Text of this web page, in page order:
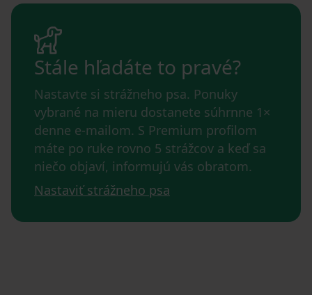
Stále hľadáte to pravé?
Nastavte si strážneho psa. Ponuky
vybrané na mieru dostanete súhrnne 1×
denne e-mailom. S Premium profilom
máte po ruke rovno 5 strážcov a keď sa
niečo objaví, informujú vás obratom.
Nastaviť strážneho psa